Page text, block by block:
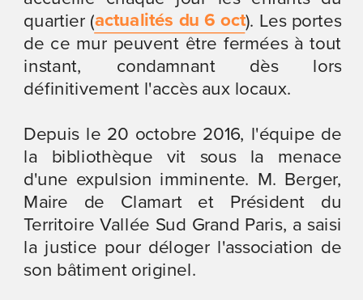
quartier (actualités du 6 oct). Les portes
de ce mur peuvent être fermées à tout
instant, condamnant dès lors
définitivement l'accès aux locaux.
Depuis le 20 octobre 2016, l'équipe de
la bibliothèque vit sous la menace
d'une expulsion imminente. M. Berger,
Maire de Clamart et Président du
Territoire Vallée Sud Grand Paris, a saisi
la justice pour déloger l'association de
son bâtiment originel.